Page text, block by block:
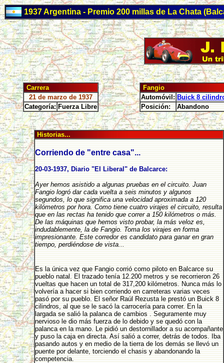
1937 Argentina - Premio 200 millas de La Chata
Carrera
21 de marzo de 1937
Categoría: Fuerza Libre
Fangio
Automóvil: Buick 8
Posición:
Abandono
Historias...
Corriendo de "entre casa"...
20-03-1937, Diario "El Liberal" de Balcarce:
Ayer hemos asistido a algunas pruebas en el circuito. Juan
Fangio logró dar cada vuelta a seis minutos y algunos
segundos, lo que significa una velocidad aproximada a 120
kilómetros por hora. Como tiene cuatro virajes el circuito, resulta
que en las rectas ha tenido que correr a 150 kilómetros o más.
De las máquinas que hemos visto probar, la más veloz es,
indudablemente, la de Fangio. Toma los virajes en forma
impresionante. Este corredor es candidato para ganar en gran
tiempo, perdiéndose de vista...
Es la única vez que Fangio corrió como piloto en Balcarce su
pueblo natal. El trazado tenía 12.200 metros y se recorrieron 26
vueltas que hacen un total de 317,200 kilómetros. Nunca más lo
volvería a hacer si bien corriendo en carreteras varias veces
pasó por su pueblo. El señor Raúl Rezusta le prestó un Buick 8
cilindros, al que se le sacó la carrocería para correr. En la
largada se salió la palanca de cambios . Seguramente muy
nervioso le dio más fuerza de lo debido y se quedó con la
palanca en la mano. Le pidió un destornillador a su acompañante
y puso la caja en directa. Así salió a correr, detrás de todos. Iba
pasando autos y en medio de la tierra de los demás se llevó un
puente por delante, torciendo el chasis y abandonando la
competencia.